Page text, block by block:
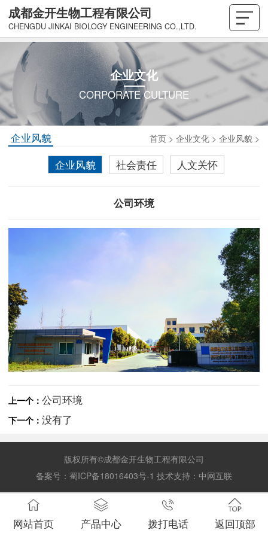
成都金开生物工程有限公司
CHENGDU JINKAI BIOLOGY ENGINEERING CO.,LTD.
企业文化
CORPORATE CULTURE
企业风貌 首页 > 企业文化 > 企业风貌 >
企业风貌 社会责任 人文关怀
公司环境
上一个： 公司环境
下一个： 没有了
版权所有©成都金开生物工程有限公司
备案号： 蜀ICP备18016403号-1 技术支持： 中网互联
网站首页 产品中心 拨打电话 返回顶部